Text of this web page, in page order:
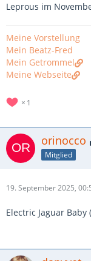
Leprous im
Meine Vorstellung
Mein Beatz-Fred
Mein Getrommel
Meine Webseite
1
orinocco
Mitglied
19. September 2025,
Electric Jaguar Baby